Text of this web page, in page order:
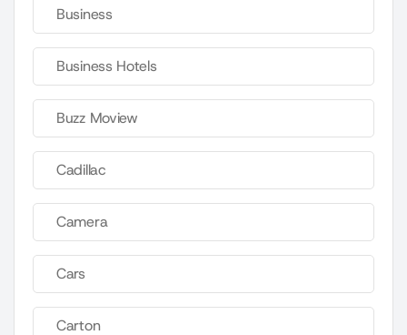
Business
Business Hotels
Buzz Moview
Cadillac
Camera
Cars
Carton